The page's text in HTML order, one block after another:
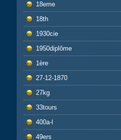
18eme
18th
1930cie
1950diplôme
1ère
27-12-1870
27kg
33tours
400a-l
49ers